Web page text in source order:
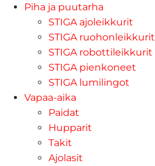
Piha ja puutarha
STIGA ajoleikkurit
STIGA ruohonleikkurit
STIGA robottileikkurit
STIGA pienkoneet
STIGA lumilingot
Vapaa-aika
Paidat
Hupparit
Takit
Ajolasit